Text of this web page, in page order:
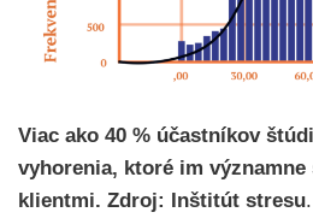
Viac ako 40 % účastníkov
vyhorenia, ktoré im
klientmi. Zdroj: Inštitút stresu.